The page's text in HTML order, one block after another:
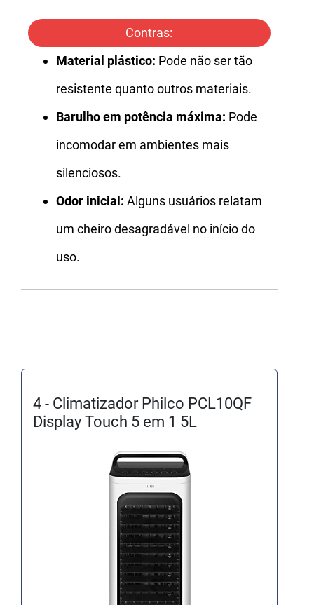
Contras:
Material plástico: Pode não ser tão
resistente quanto outros materiais.
Barulho em potência máxima: Pode
incomodar em ambientes mais
silenciosos.
Odor inicial: Alguns usuários relatam
um cheiro desagradável no início do
uso.
4 - Climatizador Philco PCL10QF
Display Touch 5 em 1 5L